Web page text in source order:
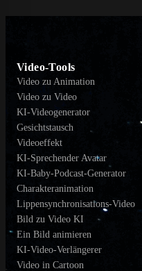
Video-Tools
Video zu Animation
Video zu Video
KI-Videogenerator
Gesichtstausch
Videoeffekt
KI-Sprechender Avatar
KI-Baby-Podcast-Generator
Charakteranimation
Lippensynchronisations-Video
Bild zu Video KI
Ein Bild animieren
KI-Video-Verlängerer
Video in Cartoon